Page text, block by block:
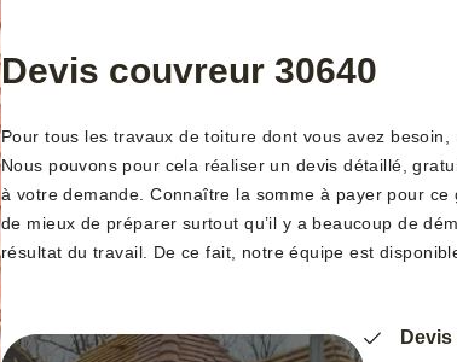
Devis couvreur 30640
Pour tous les travaux de toiture dont vous avez besoin,
Nous pouvons pour cela réaliser un devis détaillé,
à votre demande. Connaître la somme à payer pour
de mieux de préparer surtout qu’il y a beaucoup de
résultat du travail. De ce fait, notre équipe est